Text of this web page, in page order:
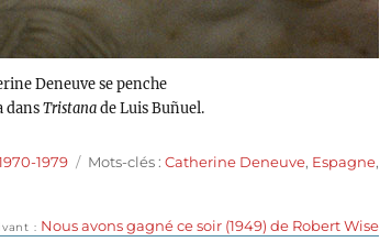
Deneuve se penche
dansTristanade Luis Buñuel.
1979 Étiquettes
Mots-clés :Catherine Deneuve, Espagne,
Publication
Nous avons gagné ce soir (1949) de Robert Wise